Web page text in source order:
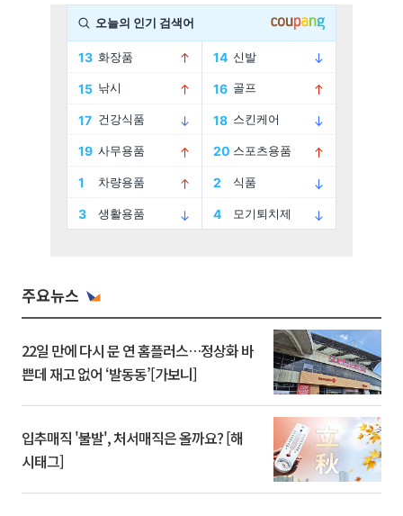
주요뉴스
22일 만에 다시 문 연 홈플러스…정상화 바
쁜데 재고 없어 ‘발동동’[가보니]
입추매직 '불발', 처서매직은 올까요? [해
시태그]